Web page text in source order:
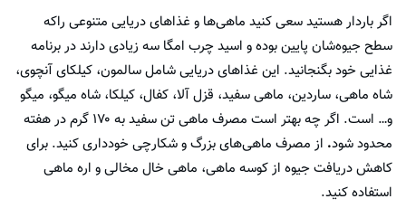
اگر باردار هستید سعی کنید ماهی‌ها و غذاهای دریایی متنوعی راکه
سطح جیوه‌شان پایین بوده و اسید چرب امگا سه زیادی دارند در برنامه
غذایی خود بگنجانید. این غذاهای دریایی شامل سالمون، کیلکای آنچوی،
شاه ماهی، ساردین، ماهی سفید، قزل آلا، کفال، کیلکا، شاه میگو، میگو
و… است. اگر چه بهتر است مصرف ماهی تن سفید به ۱۷۰ گرم در هفته
محدود شود. از مصرف ماهی‌های بزرگ و شکارچی خودداری کنید. برای
کاهش دریافت جیوه از کوسه ماهی، ماهی خال مخالی و اره ماهی
استفاده کنید.